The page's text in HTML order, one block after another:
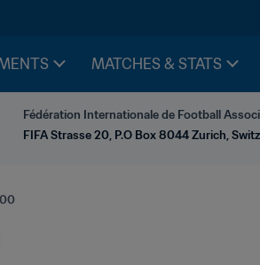
MATCHES & STATS
Fédération Internationale de Football
FIFA Strasse 20, P.O Box 8044 Zurich,